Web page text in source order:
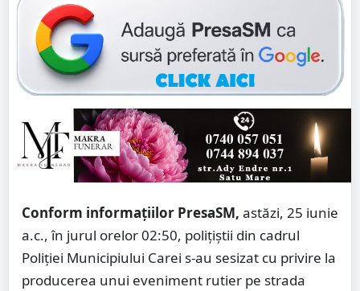
Conform informațiilor PresaSM, astăzi, 25 iunie
a.c., în jurul orelor 02:50, polițiștii din cadrul
Poliției Municipiului Carei s-au sesizat cu privire la
producerea unui eveniment rutier pe strada